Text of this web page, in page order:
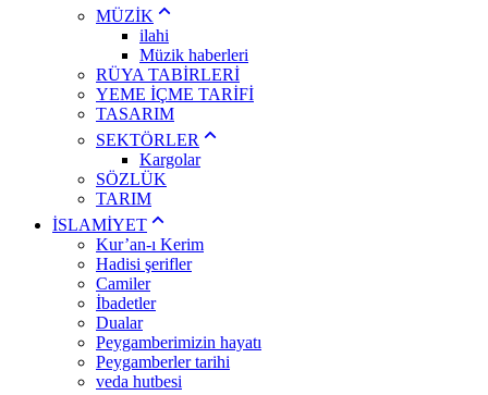
MÜZİK
ilahi
Müzik haberleri
RÜYA TABİRLERİ
YEME İÇME TARİFİ
TASARIM
SEKTÖRLER
Kargolar
SÖZLÜK
TARIM
İSLAMİYET
Kur’an-ı Kerim
Hadisi şerifler
Camiler
İbadetler
Dualar
Peygamberimizin hayatı
Peygamberler tarihi
veda hutbesi